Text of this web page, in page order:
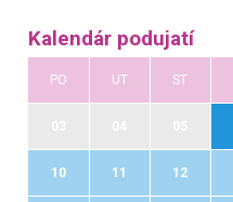
Kalendár podujatí
PO UT ST
10 11 12